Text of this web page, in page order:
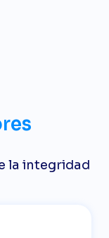
la integridad